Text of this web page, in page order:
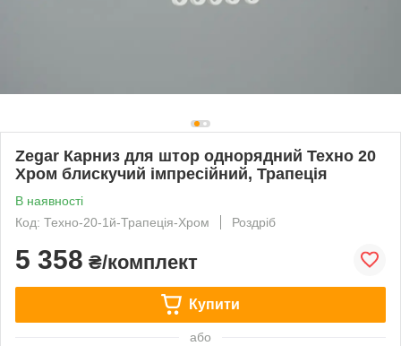
Zegar Карниз для штор однорядний Техно 20
Хром блискучий імпресійний, Трапеція
В наявності
Код: Техно-20-1й-Трапеція-Хром
Роздріб
5 358 ₴/комплект
Купити
або